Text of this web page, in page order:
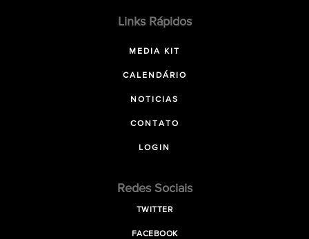
Links Rápidos
MEDIA KIT
CALENDÁRIO
NOTICIAS
CONTATO
LOGIN
Redes Sociais
TWITTER
FACEBOOK